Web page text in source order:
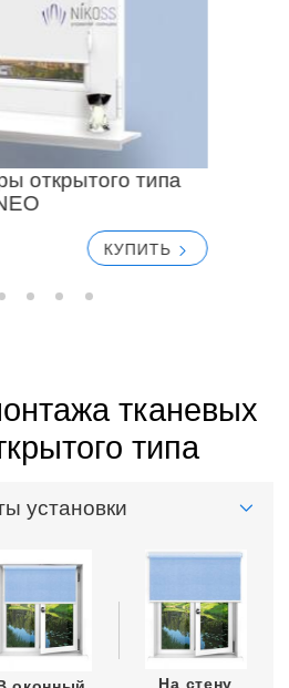
открытого типа
КУПИТЬ
тканевых
типа
установки
На стену